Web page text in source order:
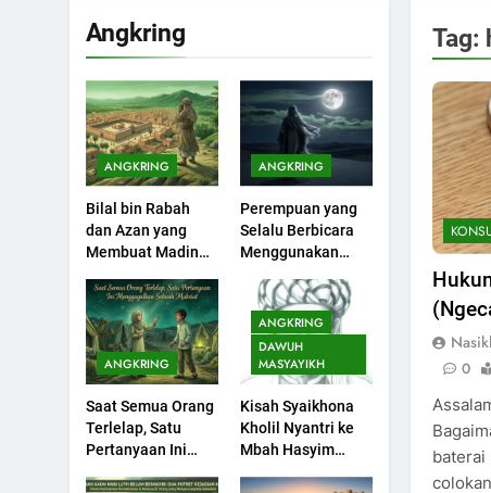
Angkring
ANGKRING
Bilal bin Rabah
dan Azan yang
Membuat Madinah
ANGKRING
Perempuan yang
Selalu Berbicara
Menggunakan
ANGKRING
Saat Semua Orang
Terlelap, Satu
Pertanyaan Ini
ANGKRING
DAWUH
MASYAYIKH
Kisah Syaikhona
Kholil Nyantri ke
Mbah Hasyim
200
Khutbah Idul Fitri di
Rumah
201
Khutbah jumat:
Sejarah Seebagai
Pembangkit Jiwa
202
Khutbah Jumat :
Supaya Amal Bisa
Tag:
0
baterai